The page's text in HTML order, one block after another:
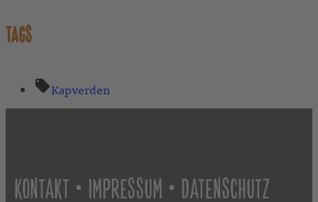
TAGS
Kapverden
KONTAKT • IMPRESSUM • DATENSCHUTZ